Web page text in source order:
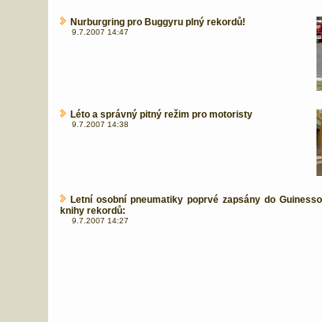
Nurburgring pro Buggyru plný rekordů!
9.7.2007 14:47
Léto a správný pitný režim pro motoristy
9.7.2007 14:38
Letní osobní pneumatiky poprvé zapsány do
knihy rekordů:
9.7.2007 14:27